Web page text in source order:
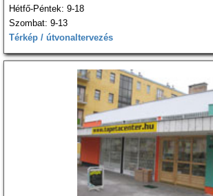
Hétfő-Péntek: 9-18
Szombat: 9-13
Térkép / útvonaltervezés